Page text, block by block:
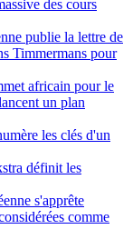
des cours
publie la lettre de
Timmermans pour
africain pour le
un plan
les clés d'un
définit les
s'apprête
comme